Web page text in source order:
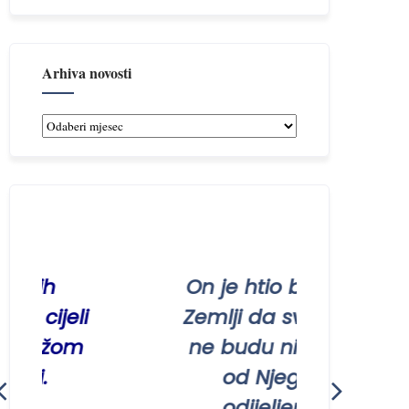
Arhiva novosti
Arhiva
cijeli
On je htio biti na
Zemlji da svi ljudi
ne budu nikada
od Njega